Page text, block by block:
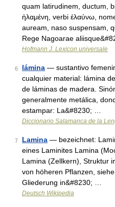
quam latirudinem, ductum,
ἠλαμένη, verbi ἐλαύνω,
auream, naso suspensam,
Rege Nagoarae
Hofmann J. Lexicon universale
6 lámina — sustantivo
cualquier material: lámina
de láminas de madera.
generalmente metálica,
estampar: La&#8230; …
Diccionario Salamanca de la
7 Lamina — bezeichnet:
eines Laminites Lamina
Lamina (Zellkern), Struktur
von höheren Pflanzen,
Gliederung in&#8230; …
Deutsch Wikipedia